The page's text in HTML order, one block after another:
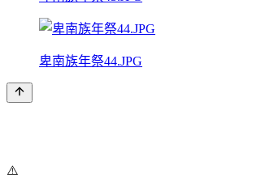
卑南族年祭44.JPG
⚠️